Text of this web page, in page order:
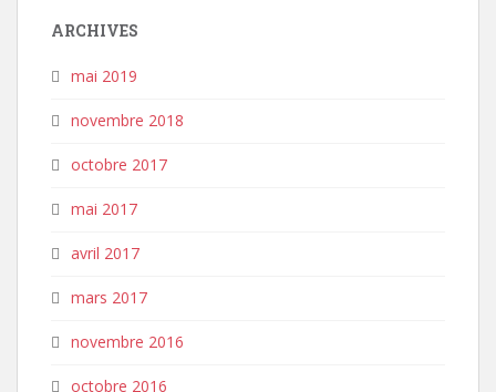
ARCHIVES
mai 2019
novembre 2018
octobre 2017
mai 2017
avril 2017
mars 2017
novembre 2016
octobre 2016